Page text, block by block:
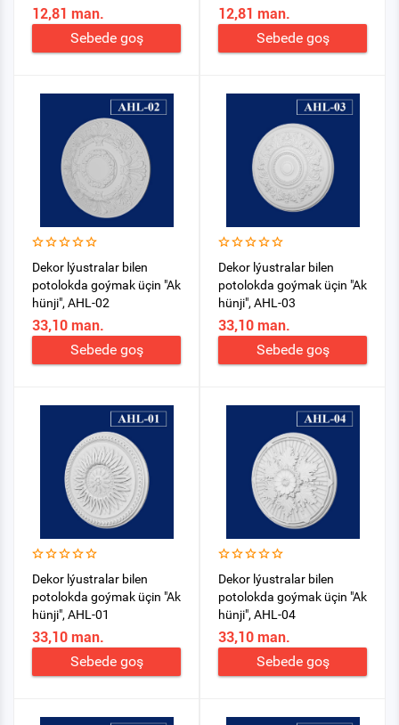
12,81 man.
Sebede goş
12,81 man.
Sebede goş
Dekor lýustralar bilen
potolokda goýmak üçin "Ak
hünji", AHL-02
33,10 man.
Sebede goş
Dekor lýustralar bilen
potolokda goýmak üçin "Ak
hünji", AHL-03
33,10 man.
Sebede goş
Dekor lýustralar bilen
potolokda goýmak üçin "Ak
hünji", AHL-01
33,10 man.
Sebede goş
Dekor lýustralar bilen
potolokda goýmak üçin "Ak
hünji", AHL-04
33,10 man.
Sebede goş